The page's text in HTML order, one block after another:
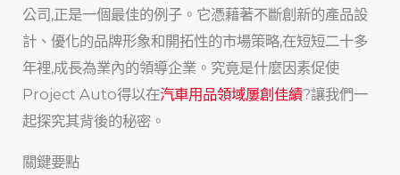
公司,正是一個最佳的例子。它憑藉著不斷創新的產品設
計、優化的品牌形象和開拓性的市場策略,在短短二十多
年裡,成長為業內的領導企業。究竟是什麼因素促使
Project Auto得以在汽車用品領域屢創佳績?讓我們一
起探究其背後的秘密。
關鍵要點